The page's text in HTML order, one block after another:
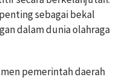
sebagai bekal
dalam dunia olahraga
pemerintah daerah